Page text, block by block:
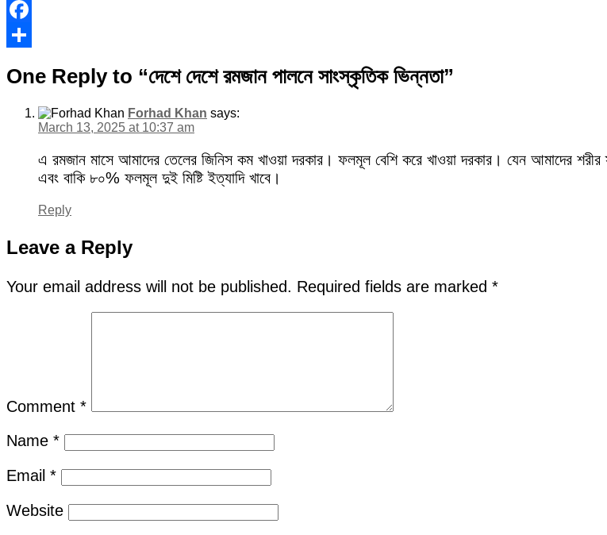
Facebook
One Reply to “দেশে দেশে রমজান পালনে সাংস্কৃতিক ভিন্নতা”
Forhad Khan says:
March 13, 2025 at 10:37 am
এ রমজান মাসে আমাদের তেলের জিনিস কম খাওয়া দরকার। ফলমূল বেশি করে খাওয়া দরকার। যেন আমাদের
এবং বাকি ৮০% ফলমূল দুই মিষ্টি ইত্যাদি খাবে।
Reply
Leave a Reply
Your email address will not be published. Required fields are marked *
Comment *
Name *
Email *
Website